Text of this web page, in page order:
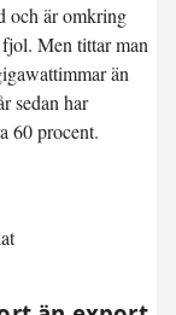
och är omkring
Men tittar man
än
sedan har
60 procent.